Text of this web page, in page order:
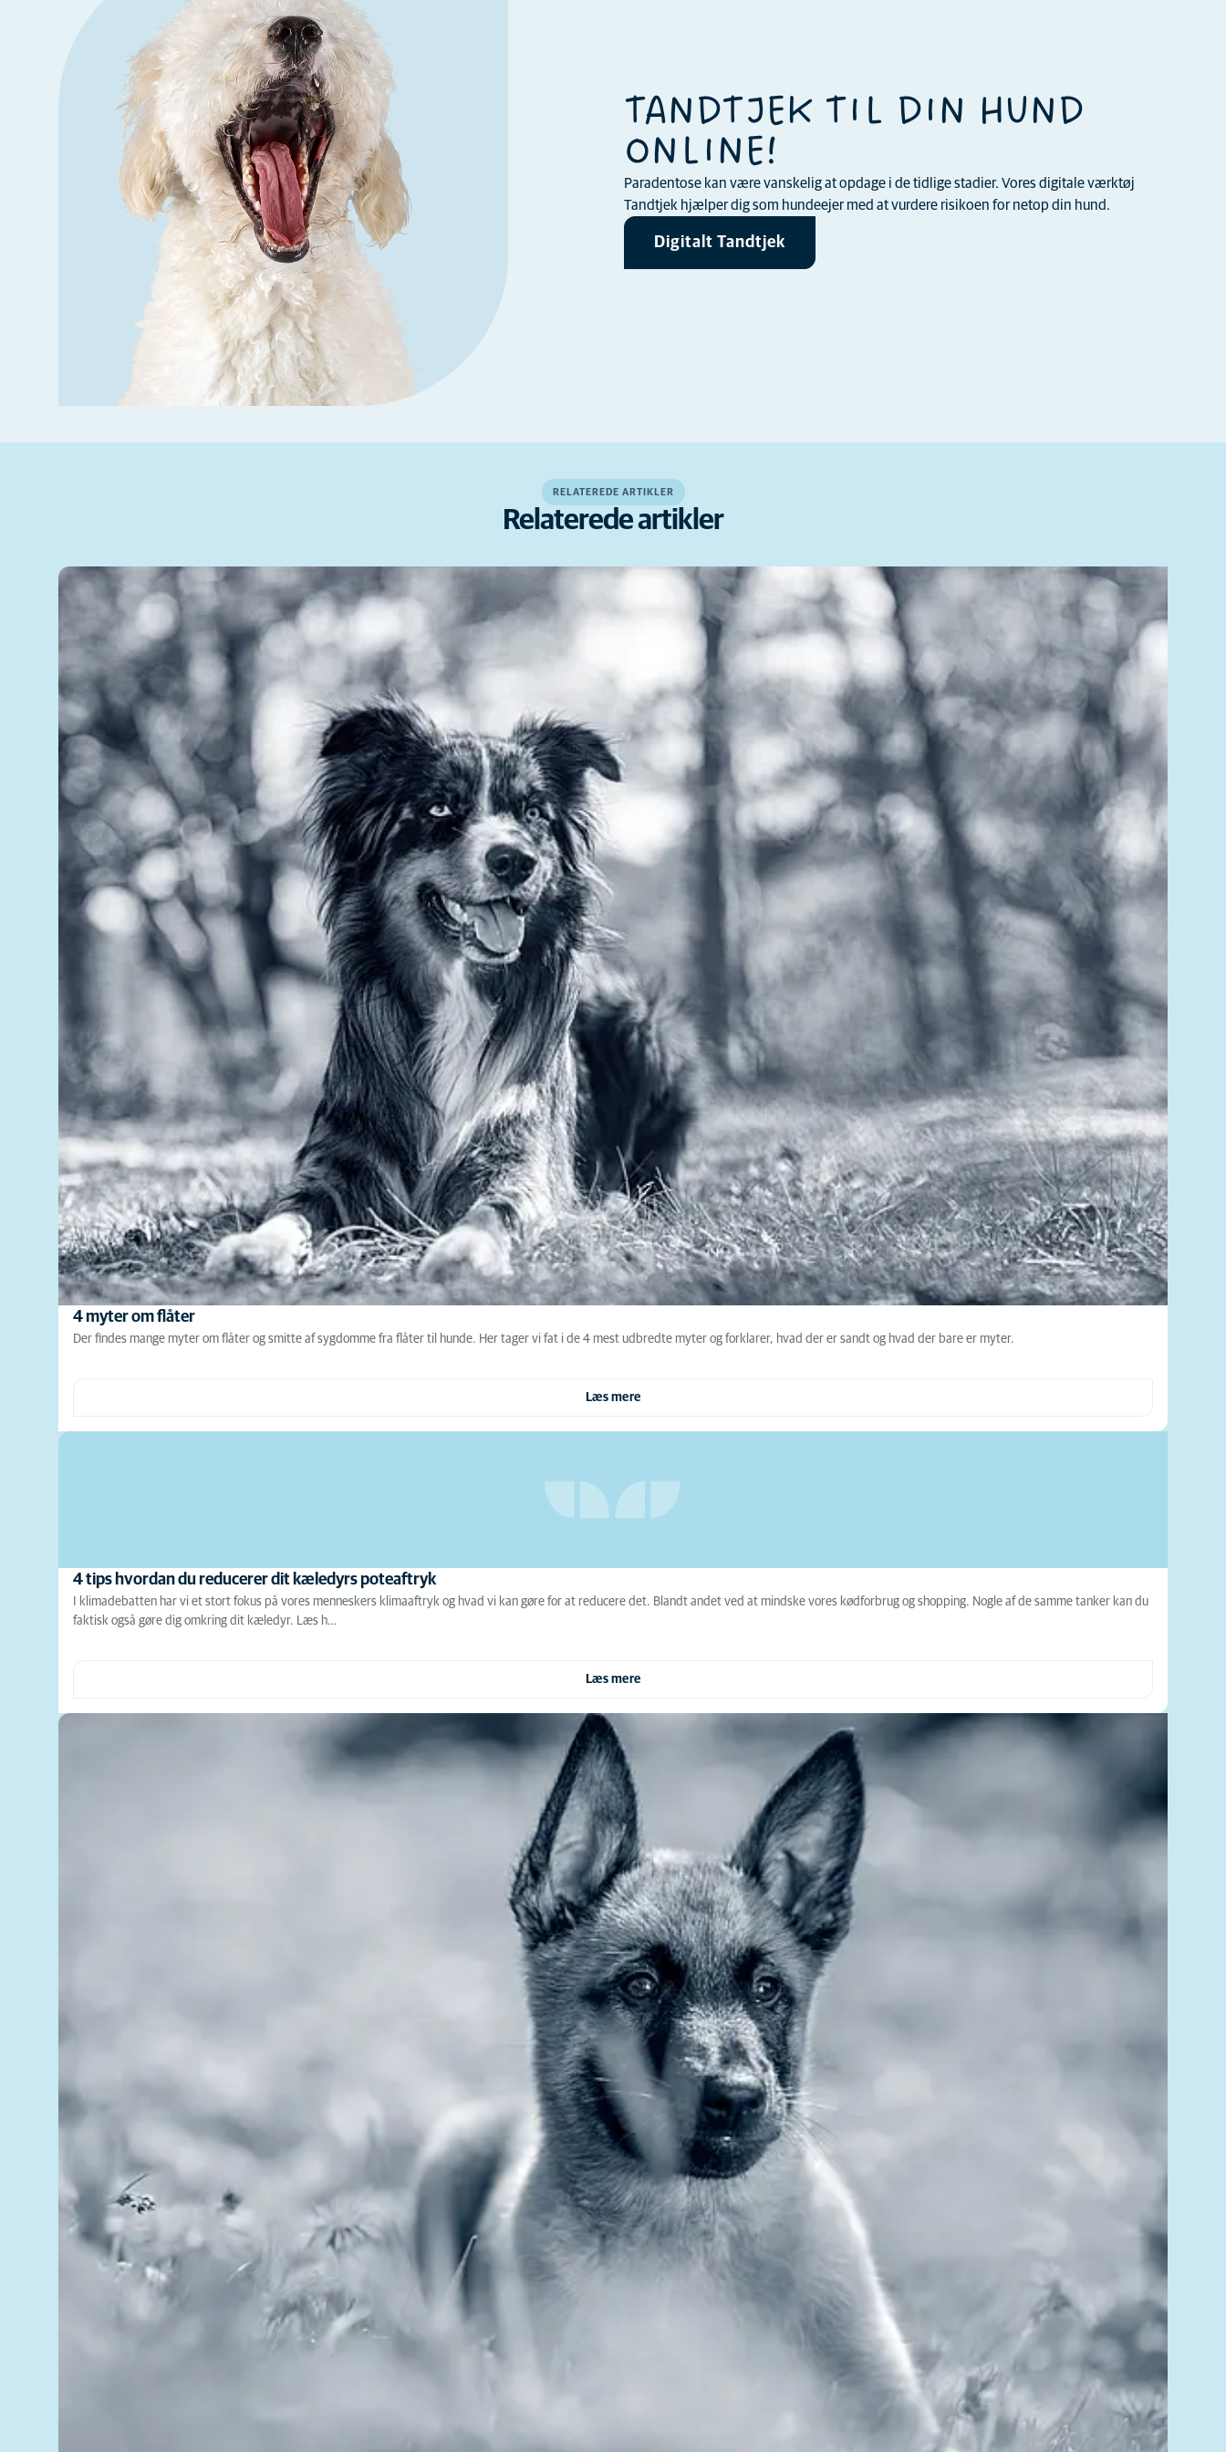
TANDTJEK TIL DIN HUND
ONLINE!
Paradentose kan være vanskelig at opdage i de tidlige stadier. Vores digitale værktøj
Tandtjek hjælper dig som hundeejer med at vurdere risikoen for netop din hund.
Digitalt Tandtjek
RELATEREDE ARTIKLER
Relaterede artikler
4 myter om flåter
Der findes mange myter om flåter og smitte af sygdomme fra flåter til hunde. Her tager vi fat i de 4 mest udbredte myter og forklarer, hvad der er sandt og hvad der bare er myter.
Læs mere
4 tips hvordan du reducerer dit kæledyrs poteaftryk
I klimadebatten har vi et stort fokus på vores menneskers klimaaftryk og hvad vi kan gøre for at reducere det. Blandt andet ved at mindske vores kødforbrug og shopping. Nogle af de samme tanker kan du
faktisk også gøre dig omkring dit kæledyr. Læs h…
Læs mere